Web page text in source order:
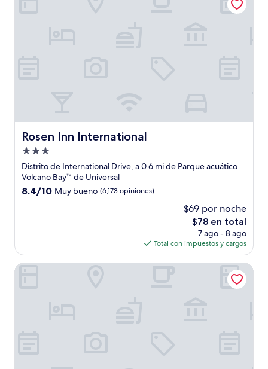
Rosen Inn International
Rosen Inn International
Propiedad
de
3.0
estrellas
Distrito de International Drive, a 0.6 mi de Parque acuático
Volcano Bay™ de Universal
8.4
opiniones)
8.4/10 Muy bueno (6,173 opiniones)
$69 por noche
El
precio
actual
es
de
$78 en total
7 ago - 8 ago
Total con impuestos y cargos
Hotel Landy Orlando Universal Blvd., a Tribute Portfolio